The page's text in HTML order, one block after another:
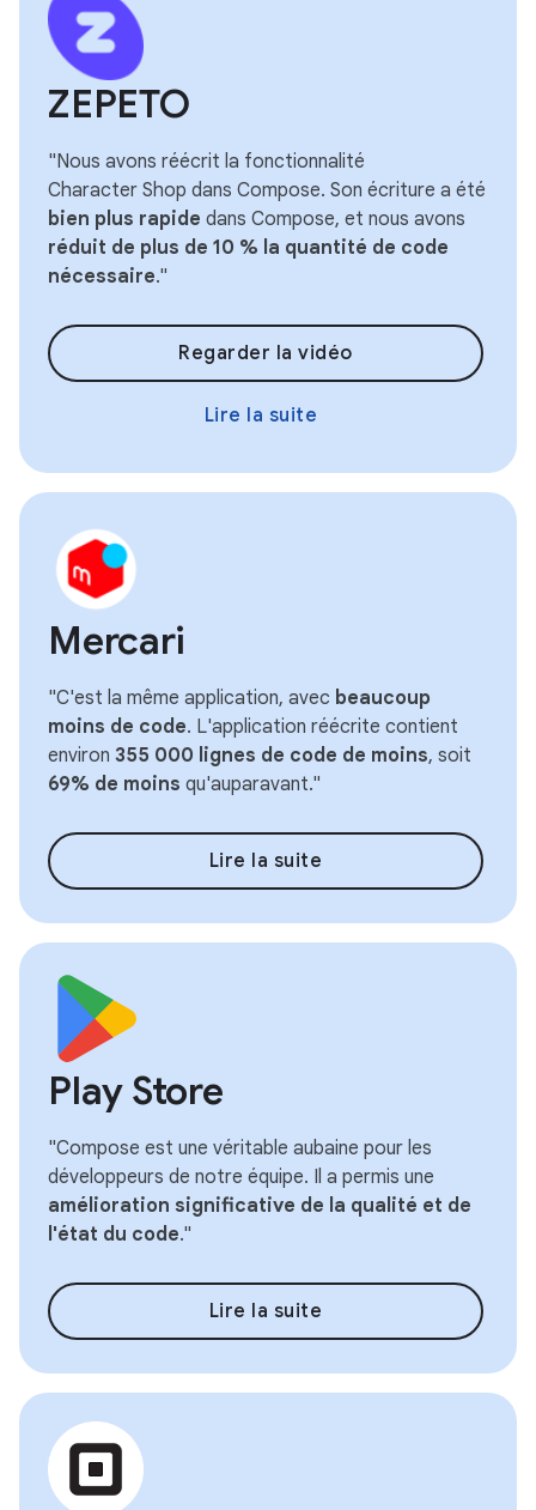
ZEPETO
"Nous avons réécrit la fonctionnalité
Character Shop dans Compose. Son écriture a été
bien plus rapide dans Compose, et nous avons
réduit de plus de 10 % la quantité de code
nécessaire."
Regarder la vidéo
Lire la suite
Mercari
"C'est la même application, avec beaucoup
moins de code. L'application réécrite contient
environ 355 000 lignes de code de moins, soit
69% de moins qu'auparavant."
Lire la suite
Play Store
"Compose est une véritable aubaine pour les
développeurs de notre équipe. Il a permis une
amélioration significative de la qualité et de
l'état du code."
Lire la suite